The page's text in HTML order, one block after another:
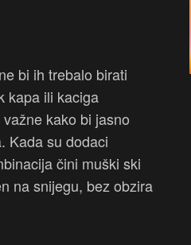
bi ih trebalo birati
kapa ili kaciga
kako bi jasno
Kada su dodaci
čini muški ski
na snijegu, bez obzira